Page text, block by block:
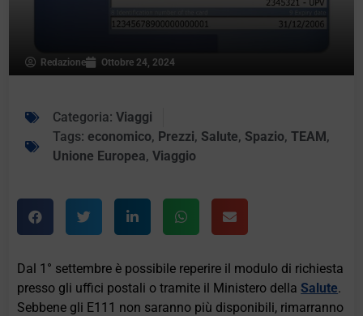
Redazione Ottobre 24, 2024
Categoria: Viaggi
Tags: economico, Prezzi, Salute, Spazio,TEAM,
Unione Europea,Viaggio
Dal 1° settembre è possibile reperire il modulo di richiesta
presso gli uffici postali o tramite il Ministero dellaSalute.
Sebbene gli E111 non saranno più disponibili, rimarranno